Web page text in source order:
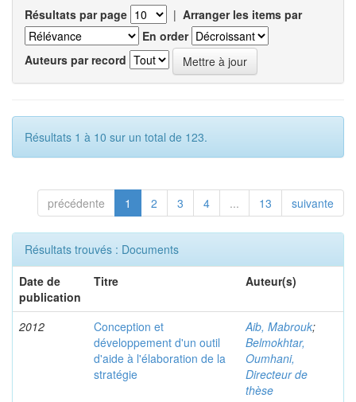
Résultats par page | Arranger les items par
En order
Auteurs par record
Résultats 1 à 10 sur un total de 123.
précédente 1 2 3 4 ... 13 suivante
Résultats trouvés : Documents
Date de
publication
Titre Auteur(s)
2012
Conception et
développement d'un outil
d'aide à l'élaboration de la
stratégie
Aib, Mabrouk;
Belmokhtar,
Oumhani,
Directeur de
thèse